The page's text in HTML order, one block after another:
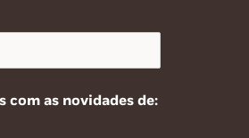
com as novidades de: